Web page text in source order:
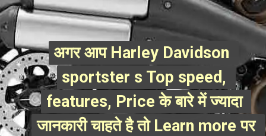
अगर आप Harley Davidson
sportster s Top speed,
features, Price के बारे में ज्यादा
जानकारी चाहते है तो Learn more पर
अगर आप Harley Davidson
sportster s Top speed,
features, Price के बारे में ज्यादा
जानकारी चाहते है तो Learn more पर